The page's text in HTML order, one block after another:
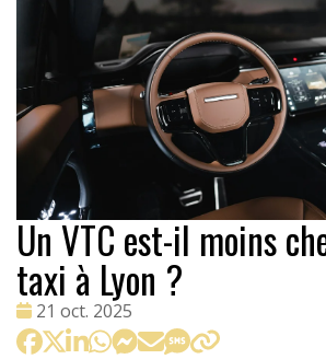
Un VTC est-il moins
taxi à Lyon ?
Date
:
21 oct. 2025